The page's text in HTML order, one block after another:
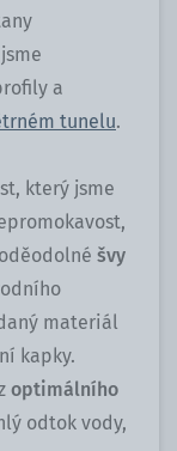
a
tunelu.
který jsme
švy
materiál
kapky.
optimálního
odtok vody,